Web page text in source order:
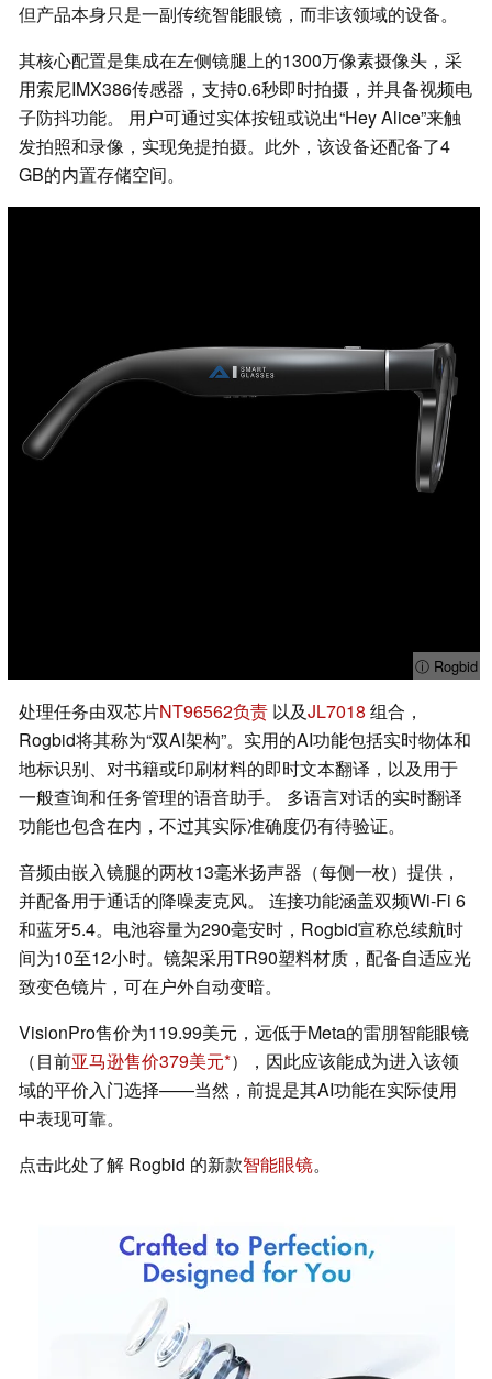
但产品本身只是一副传统智能眼镜，而非该领域的设备。
其核心配置是集成在左侧镜腿上的1300万像素摄像头，采
用索尼IMX386传感器，支持0.6秒即时拍摄，并具备视频电
子防抖功能。 用户可通过实体按钮或说出“Hey Alice”来触
发拍照和录像，实现免提拍摄。此外，该设备还配备了4
GB的内置存储空间。
ⓘ Rogbid
处理任务由双芯片NT96562负责 以及JL7018 组合，
Rogbid将其称为“双AI架构”。实用的AI功能包括实时物体和
地标识别、对书籍或印刷材料的即时文本翻译，以及用于
一般查询和任务管理的语音助手。 多语言对话的实时翻译
功能也包含在内，不过其实际准确度仍有待验证。
音频由嵌入镜腿的两枚13毫米扬声器（每侧一枚）提供，
并配备用于通话的降噪麦克风。 连接功能涵盖双频Wi-Fi 6
和蓝牙5.4。电池容量为290毫安时，Rogbid宣称总续航时
间为10至12小时。镜架采用TR90塑料材质，配备自适应光
致变色镜片，可在户外自动变暗。
VisionPro售价为119.99美元，远低于Meta的雷朋智能眼镜
（目前亚马逊售价379美元 ），因此应该能成为进入该领
域的平价入门选择——当然，前提是其AI功能在实际使用
中表现可靠。
点击此处了解 Rogbid 的新款智能眼镜。